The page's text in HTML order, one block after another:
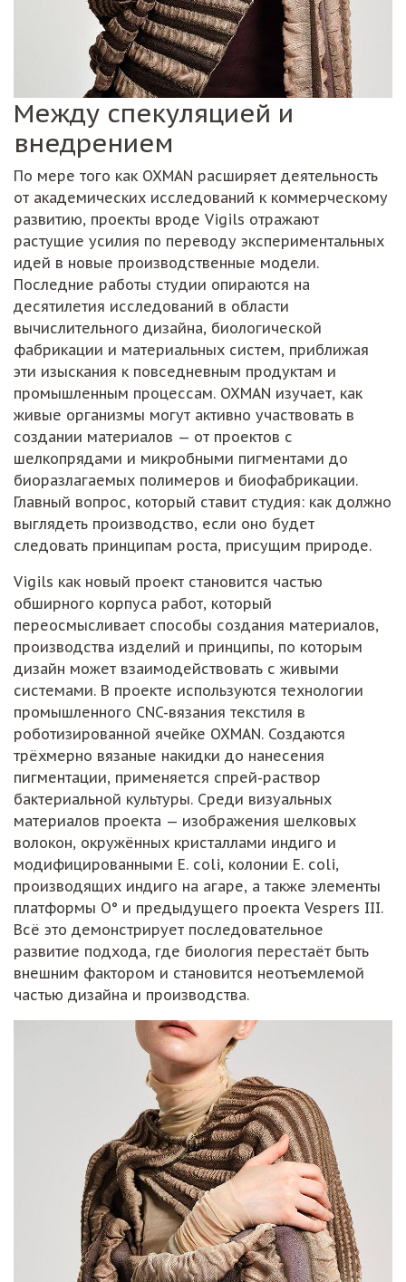
Между спекуляцией и
внедрением
По мере того как OXMAN расширяет деятельность
от академических исследований к коммерческому
развитию, проекты вроде Vigils отражают
растущие усилия по переводу экспериментальных
идей в новые производственные модели.
Последние работы студии опираются на
десятилетия исследований в области
вычислительного дизайна, биологической
фабрикации и материальных систем, приближая
эти изыскания к повседневным продуктам и
промышленным процессам. OXMAN изучает, как
живые организмы могут активно участвовать в
создании материалов — от проектов с
шелкопрядами и микробными пигментами до
биоразлагаемых полимеров и биофабрикации.
Главный вопрос, который ставит студия: как должно
выглядеть производство, если оно будет
следовать принципам роста, присущим природе.
Vigils как новый проект становится частью
обширного корпуса работ, который
переосмысливает способы создания материалов,
производства изделий и принципы, по которым
дизайн может взаимодействовать с живыми
системами. В проекте используются технологии
промышленного CNC-вязания текстиля в
роботизированной ячейке OXMAN. Создаются
трёхмерно вязаные накидки до нанесения
пигментации, применяется спрей-раствор
бактериальной культуры. Среди визуальных
материалов проекта — изображения шелковых
волокон, окружённых кристаллами индиго и
модифицированными E. coli, колонии E. coli,
производящих индиго на агаре, а также элементы
платформы O° и предыдущего проекта Vespers III.
Всё это демонстрирует последовательное
развитие подхода, где биология перестаёт быть
внешним фактором и становится неотъемлемой
частью дизайна и производства.